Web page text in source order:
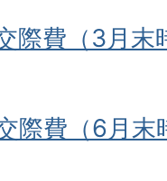
際費（3月
際費（6月